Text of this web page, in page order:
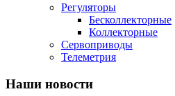
Регуляторы
Бесколлекторные
Коллекторные
Сервоприводы
Телеметрия
Наши новости